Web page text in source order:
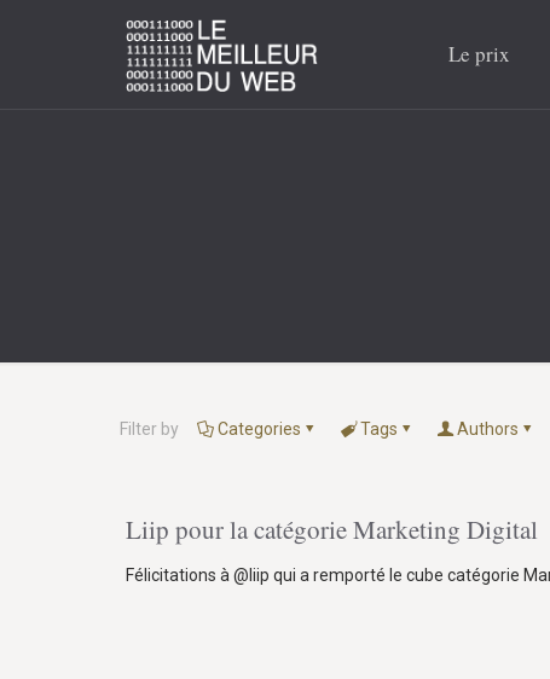
Le prix
Filter by Categories Tags Authors
Liip pour la catégorie Marketing Digital
Félicitations à @liip qui a remporté le cube catégorie